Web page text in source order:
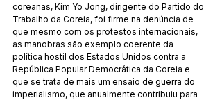
coreanas, Kim Yo Jong, dirigente do Partido do
Trabalho da Coreia, foi firme na denúncia de
que mesmo com os protestos internacionais,
as manobras são exemplo coerente da
política hostil dos Estados Unidos contra a
República Popular Democrática da Coreia e
que se trata de mais um ensaio de guerra do
imperialismo, que anualmente contribuiu para